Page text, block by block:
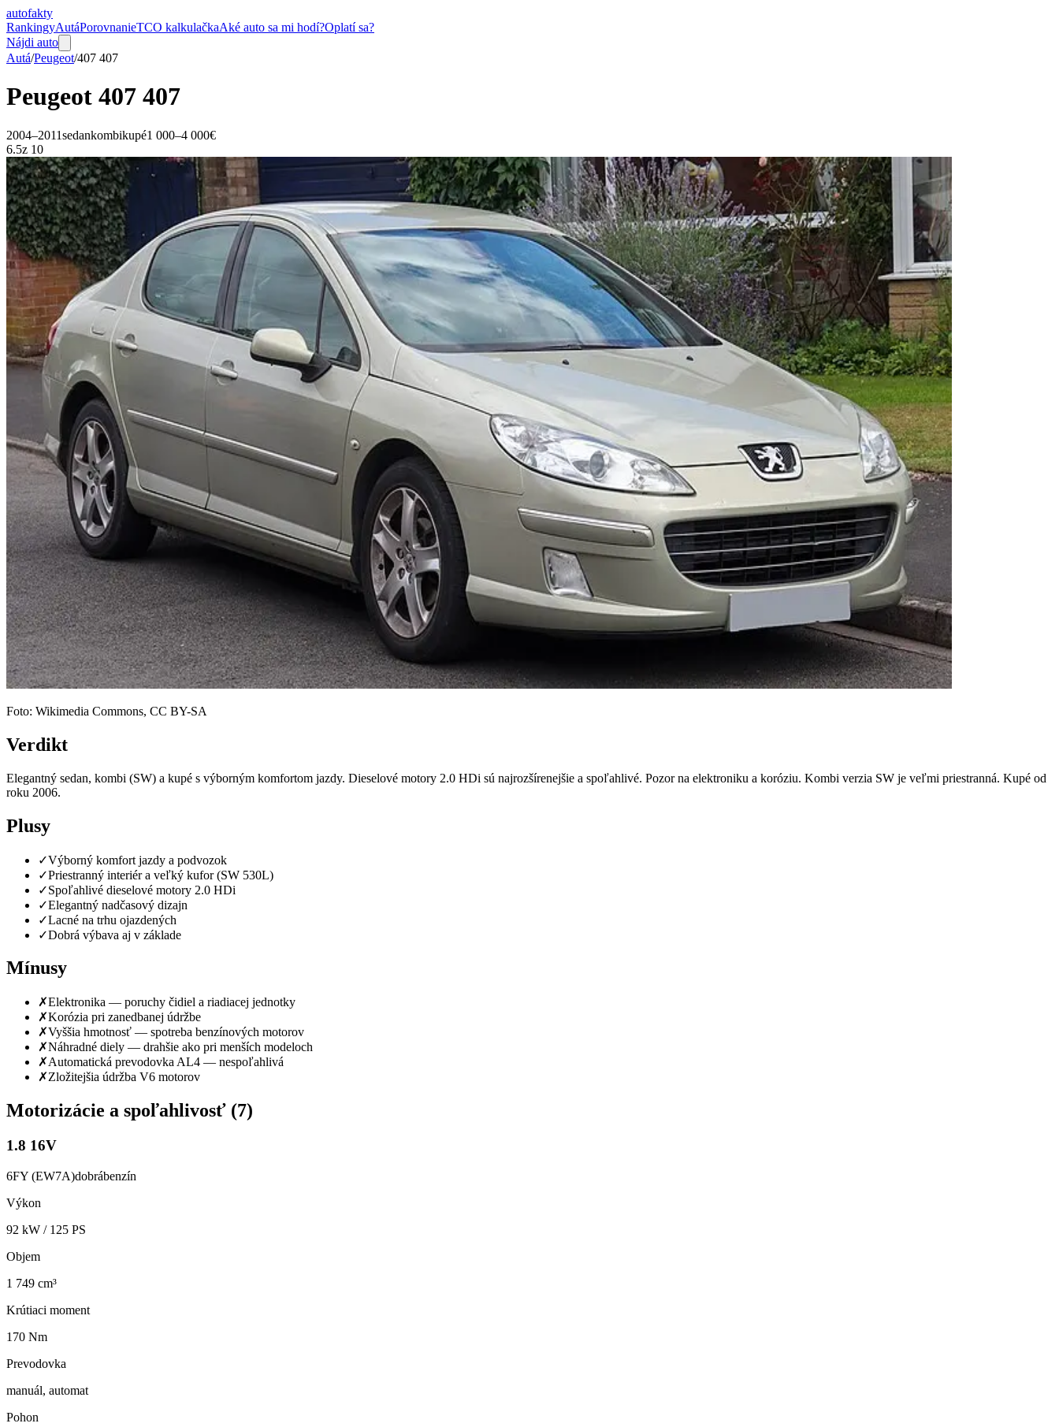
autofakty
RankingyAutáPorovnanieTCO kalkulačkaAké auto sa mi hodí?Oplatí sa?
Nájdi auto
Autá/Peugeot/407 407
Peugeot 407 407
2004–2011sedankombikupé1 000–4 000€
6.5z 10
Foto: Wikimedia Commons, CC BY-SA
Verdikt
Elegantný sedan, kombi (SW) a kupé s výborným komfortom jazdy. Dieselové motory 2.0 HDi sú najrozšírenejšie a spoľahlivé. Pozor na elektroniku a koróziu. Kombi verzia SW je veľmi priestranná. Kupé od
roku 2006.
Plusy
✓Výborný komfort jazdy a podvozok
✓Priestranný interiér a veľký kufor (SW 530L)
✓Spoľahlivé dieselové motory 2.0 HDi
✓Elegantný nadčasový dizajn
✓Lacné na trhu ojazdených
✓Dobrá výbava aj v základe
Mínusy
✗Elektronika — poruchy čidiel a riadiacej jednotky
✗Korózia pri zanedbanej údržbe
✗Vyššia hmotnosť — spotreba benzínových motorov
✗Náhradné diely — drahšie ako pri menších modeloch
✗Automatická prevodovka AL4 — nespoľahlivá
✗Zložitejšia údržba V6 motorov
Motorizácie a spoľahlivosť (7)
1.8 16V
6FY (EW7A)dobrábenzín
Výkon
92 kW / 125 PS
Objem
1 749 cm³
Krútiaci moment
170 Nm
Prevodovka
manuál, automat
Pohon